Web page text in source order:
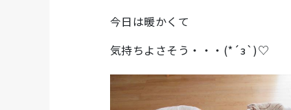
今日は暖かくて
気持ちよさそう・・・(*´з`)♡